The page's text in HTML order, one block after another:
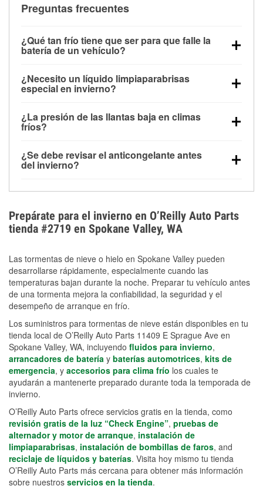
Preguntas frecuentes
¿Qué tan frío tiene que ser para que falle la
batería de un vehículo?
debajo de los 32 °F y puede perder hasta la mitad de
su potencia de arranque cerca de los 0 °F, lo que
arranque.
¿Necesito un líquido limpiaparabrisas
especial en invierno?
la congelación y ayuda a disolver la sal y la nieve
derretida en la carretera para mejorar la visibilidad.
¿La presión de las llantas baja en climas
fríos?
alrededor de 1 PSI por cada 10 °F que baja la
temperatura. Puedes obtener más información sobre
¿Se debe revisar el anticongelante antes
del invierno?
el sobrecalentamiento en condiciones de frío
extremo. Aprende cómo comprobar la protección
anticongelante en nuestra sección How-To.
Prepárate para el invierno en O’Reilly Auto Parts
tienda #2719 en Spokane Valley, WA
Las tormentas de nieve o hielo en Spokane Valley pueden
desarrollarse rápidamente, especialmente cuando las
temperaturas bajan durante la noche. Preparar tu vehículo antes
de una tormenta mejora la confiabilidad, la seguridad y el
desempeño de arranque en frío.
Los suministros para tormentas de nieve están disponibles en tu
tienda local de O’Reilly Auto Parts 11409 E Sprague Ave en
Spokane Valley, WA, incluyendo fluidos para invierno,
arrancadores de batería y baterías automotrices, kits de
emergencia, y accesorios para clima frío los cuales te
ayudarán a mantenerte preparado durante toda la temporada de
invierno.
O’Reilly Auto Parts ofrece servicios gratis en la tienda, como
revisión gratis de la luz “Check Engine”, pruebas de
alternador y motor de arranque, instalación de
limpiaparabrisas, instalación de bombillas de faros, and
reciclaje de líquidos y baterías. Visita hoy mismo tu tienda
O’Reilly Auto Parts más cercana para obtener más información
sobre nuestros servicios en la tienda.